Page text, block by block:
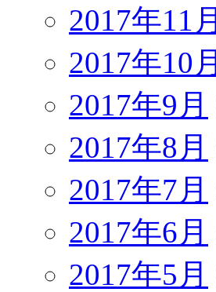
2017年11月
2017年10月
2017年9月
2017年8月
2017年7月
2017年6月
2017年5月